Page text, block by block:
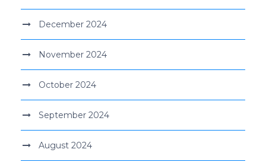
December 2024
November 2024
October 2024
September 2024
August 2024